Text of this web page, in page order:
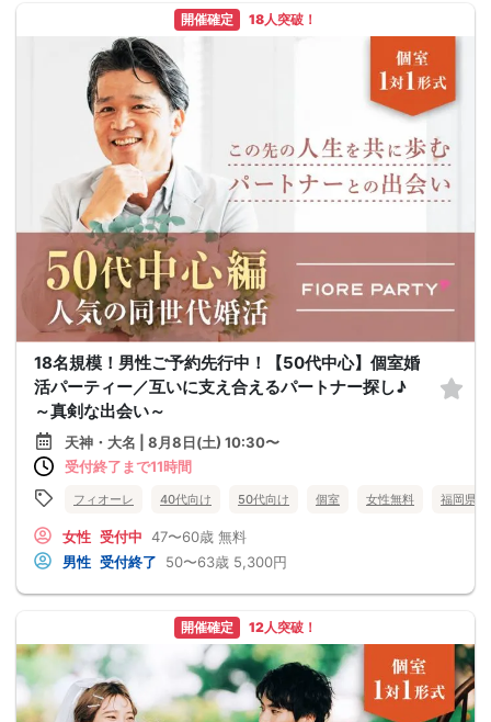
開催確定 18人突破！
18名規模！男性ご予約先行中！【50代中心】個室婚
活パーティー／互いに支え合えるパートナー探し♪
～真剣な出会い～
天神・大名 | 8月8日(土) 10:30〜
受付終了まで11時間
フィオーレ 40代向け 50代向け 個室 女性無料 福岡県
女性 受付中 47〜60歳 無料
男性 受付終了 50〜63歳 5,300円
開催確定 12人突破！